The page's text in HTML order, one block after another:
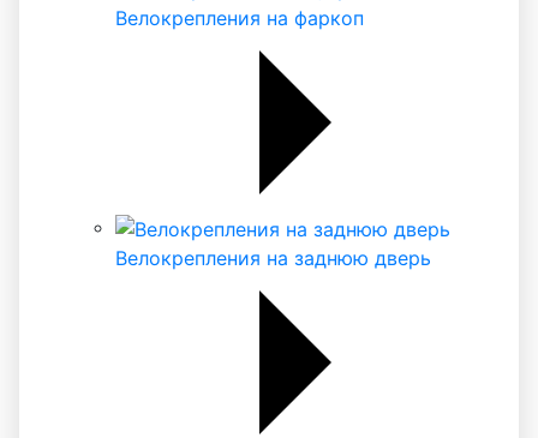
Велокрепления на фаркоп
Велокрепления на заднюю дверь